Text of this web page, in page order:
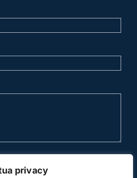
privacy